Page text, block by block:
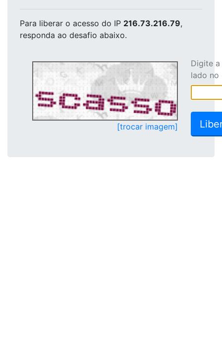
Para liberar o acesso do IP 216.73.216.79,
responda ao desafio abaixo.
[trocar imagem]
Digite
lado no